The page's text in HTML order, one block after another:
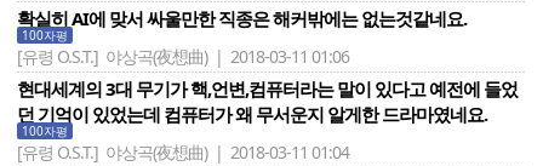
확실히 AI에 맞서 싸울만한 직종은 해커밖에는 없는것같네요.
100자평
[유령 O.S.T.] 야상곡(夜想曲) | 2018-03-11 01:06
현대세계의 3대 무기가 핵,언변,컴퓨터라는 말이 있다고 예전에 들었
던 기억이 있었는데 컴퓨터가 왜 무서운지 알게한 드라마였네요.
100자평
[유령 O.S.T.] 야상곡(夜想曲) | 2018-03-11 01:04